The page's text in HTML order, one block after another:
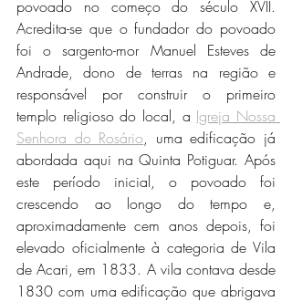
povoado no começo do século XVII.
Acredita-se que o fundador do povoado
foi o sargento-mor Manuel Esteves de
Andrade, dono de terras na região e
responsável por construir o primeiro
templo religioso do local, a Igreja Nossa
Senhora do Rosário, uma edificação já
abordada aqui na Quinta Potiguar. Após
este período inicial, o povoado foi
crescendo ao longo do tempo e,
aproximadamente cem anos depois, foi
elevado oficialmente à categoria de Vila
de Acari, em 1833. A vila contava desde
1830 com uma edificação que abrigava